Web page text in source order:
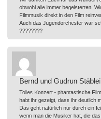
obwohl alle immer begeisterten.
Filmmusik direkt in den Film
Auch das Jugendorchester war
????????
Bernd und Gudrun
Tolles Konzert - phantastische
habt ihr gezeigt, dass ihr deutlich
Das geht natürlich nur durch ein
wenn man die Musiker hat, die